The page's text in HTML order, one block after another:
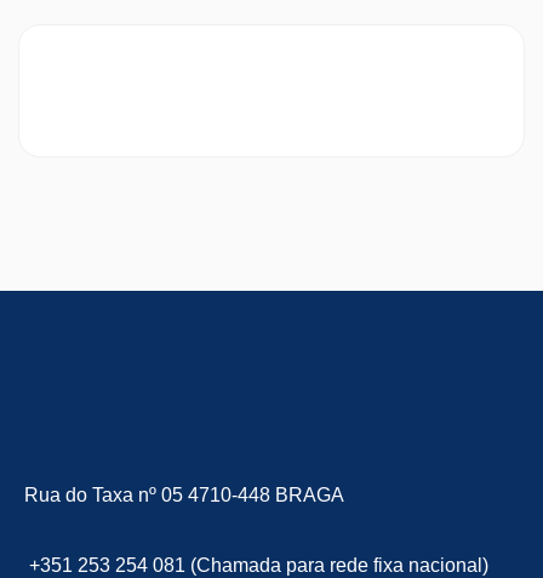
Rua do Taxa nº 05 4710-448 BRAGA
+351 253 254 081 (Chamada para rede fixa nacional)